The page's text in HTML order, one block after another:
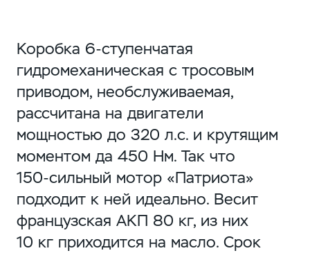
Коробка 6-ступенчатая
гидромеханическая с тросовым
приводом, необслуживаемая,
рассчитана на двигатели
мощностью до 320 л.с. и крутящим
моментом да 450 Нм. Так что
150-сильный мотор «Патриота»
подходит к ней идеально. Весит
французская АКП 80 кг, из них
10 кг приходится на масло. Срок